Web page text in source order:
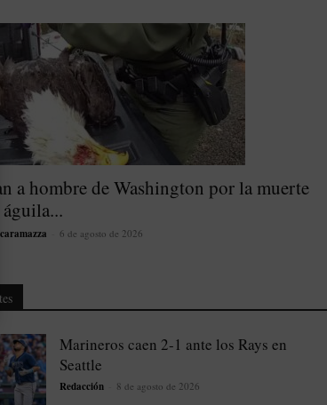
a hombre de Washington por la muerte
águila...
6 de agosto de 2026
Marineros caen 2-1 ante los Rays en
Seattle
Redacción 8 de agosto de 2026